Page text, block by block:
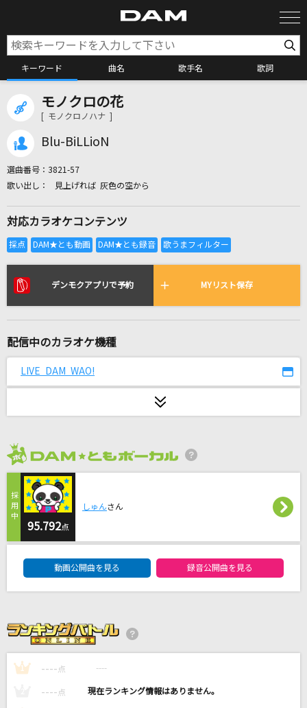
キーワード 曲名 歌手名 歌詞
カラオケ検索
全国りれき
リアルタイムで歌われている曲の一覧
[生音]君はロックを聴かない
みかんハート
FUNKY MONKEY BABYS
私、アイドル宣言
愛をありがとう
Misia
JAP
abingdon boys school
[生音]LOVE LOVE LOVE
DREAMS COME TRUE
モノクロの花
[ モノクロノハナ ]
Blu-BiLLioN
選曲番号： 3821-57
見上げれば 灰色の空から
対応カラオケコンテンツ
デンモクアプリで予約 MYリスト保存
配信中のカラオケ機種
LIVE DAM WAO!
95.792点
しゅんさん
動画公開曲を見る 録音公開曲を見る
1 ---- 点 ----
---- 点 ----